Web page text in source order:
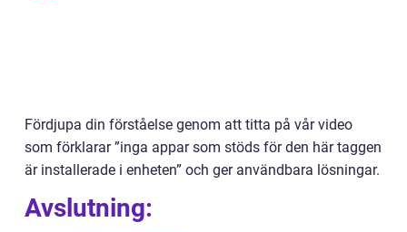
Fördjupa din förståelse genom att titta på vår video
som förklarar ”inga appar som stöds för den här taggen
är installerade i enheten” och ger användbara lösningar.
Avslutning: